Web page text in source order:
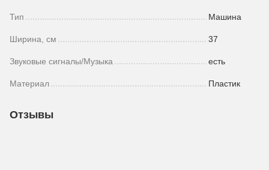
Тип Машина
Ширина, см 37
Звуковые сигналы/Музыка есть
Материал Пластик
Отзывы